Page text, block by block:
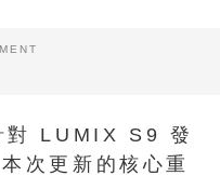
對 LUMIX S9 發
次更新的核心重